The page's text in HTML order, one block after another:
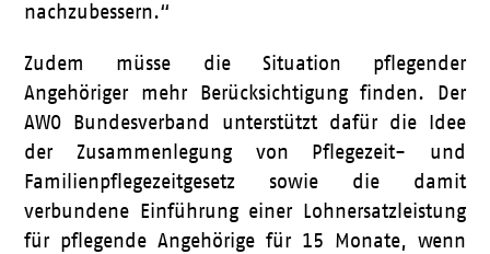
nachzubessern.“
Zudem müsse die Situation pflegender
Angehöriger mehr Berücksichtigung finden. Der
AWO Bundesverband unterstützt dafür die Idee
der Zusammenlegung von Pflegezeit- und
Familienpflegezeitgesetz sowie die damit
verbundene Einführung einer Lohnersatzleistung
für pflegende Angehörige für 15 Monate, wenn